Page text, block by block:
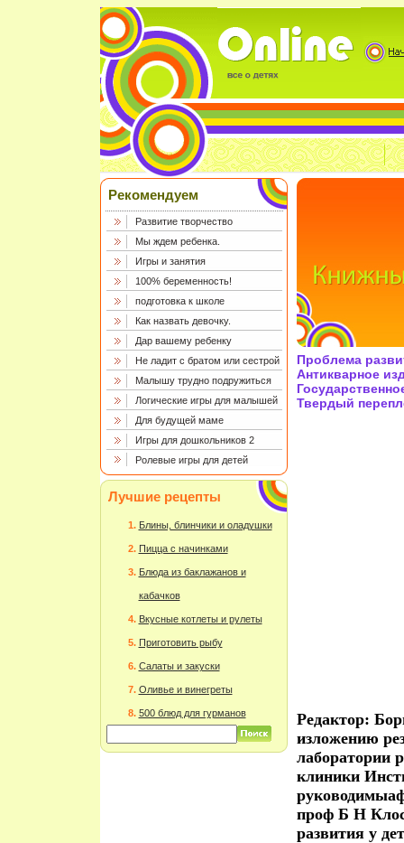
Рекомендуем
Развитие творчество
Мы ждем ребенка.
Игры и занятия
100% беременность!
подготовка к школе
Как назвать девочку.
Дар вашему ребенку
Не ладит с братом или сестрой
Малышу трудно подружиться
Логические игры для малышей
Для будущей маме
Игры для дошкольников 2
Ролевые игры для детей
Лучшие рецепты
Блины, блинчики и оладушки
Пицца с начинками
Блюда из баклажанов и
кабачков
Вкусные котлеты и рулеты
Приготовить рыбу
Салаты и закуски
Оливье и винегреты
500 блюд для гурманов
Проблема
Антикварное
Твердый
Редактор:
изложению
лаборатории
клиники
проф Б Н
развития у